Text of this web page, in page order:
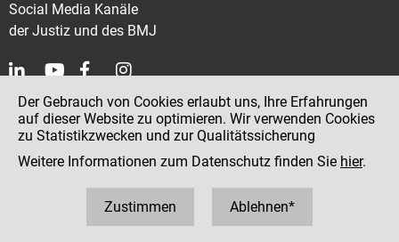
Social Media Kanäle
der Justiz und des BMJ
Kontakt
Impressum
Datenschutz
Hinweisgeber:innenplattform (für Mitarbeiter:innen)
Der Gebrauch von Cookies erlaubt uns, Ihre Erfahrungen
auf dieser Website zu optimieren. Wir verwenden Cookies
zu Statistikzwecken und zur Qualitätssicherung
Weitere Informationen zum Datenschutz finden Sie hier.
Zustimmen Ablehnen*